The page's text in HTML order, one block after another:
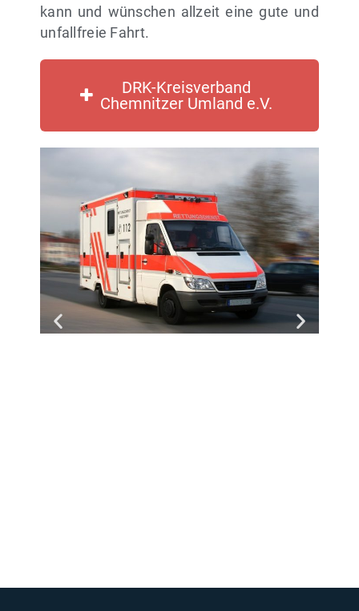
kann und wünschen allzeit eine gute und
unfallfreie Fahrt.
DRK-Kreisverband
Chemnitzer Umland e.V.